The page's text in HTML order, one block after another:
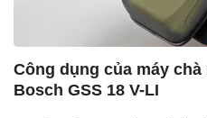
Công dụng của máy
Bosch GSS 18 V-LI